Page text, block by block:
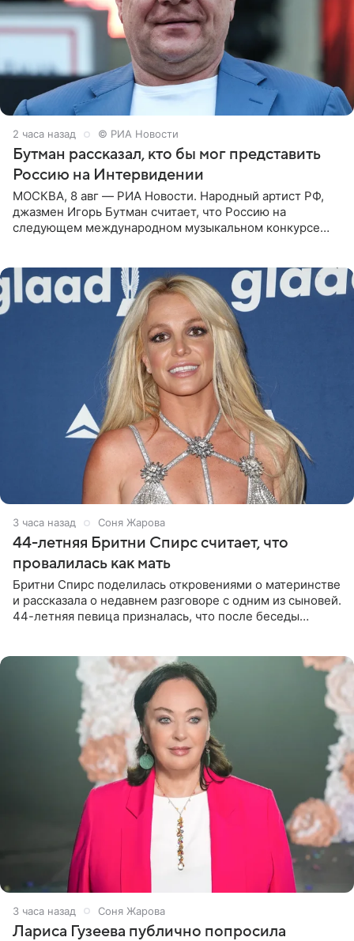
2 часа назад © РИА Новости
Бутман рассказал, кто бы мог представить
Россию на Интервидении
МОСКВА, 8 авг — РИА Новости. Народный артист РФ,
джазмен Игорь Бутман считает, что Россию на
следующем международном музыкальном конкурсе
3 часа назад Соня Жарова
44-летняя Бритни Спирс считает, что
провалилась как мать
Бритни Спирс поделилась откровениями о материнстве
и рассказала о недавнем разговоре с одним из сыновей.
44-летняя певица призналась, что после беседы
3 часа назад Соня Жарова
Лариса Гузеева публично попросила